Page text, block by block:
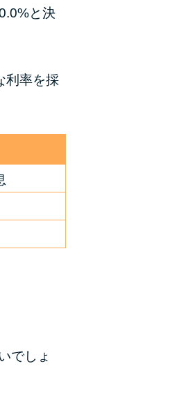
ヵ月目には解決しない
る？借金に悩む人へ街金
？年利やシステムをカ
は？親へのバレにくさ
と決
利率を採
でしょ